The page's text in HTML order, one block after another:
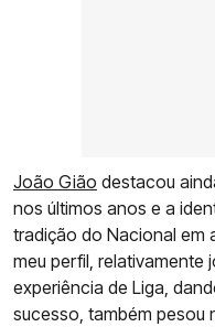
João Gião destacou
nos últimos anos e a
tradição do Nacional em
meu perfil, relativamente
experiência de Liga,
sucesso, também pesou